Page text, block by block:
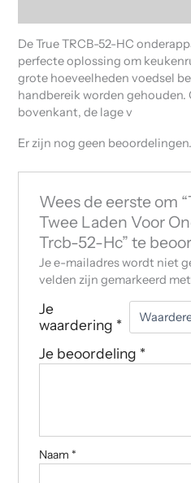
De True TRCB-52-HC
perfecte oplossing om
grote hoeveelheden voedsel
handbereik worden gehouden.
bovenkant, de lage v
Er zijn nog geen beoordelingen.
Wees de eerste om
Twee Laden Voor
Trcb-52-Hc” te
Je e-mailadres wordt niet
velden zijn gemarkeerd met
Je
waardering *
Je beoordeling *
Naam *